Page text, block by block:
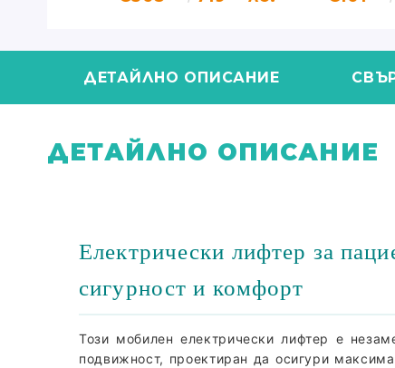
ДЕТАЙЛНО ОПИСАНИЕ
ДЕТАЙЛНО ОПИСАНИЕ
Електрически лифтер за
сигурност и комфорт
Този мобилен електрически лифтер е
подвижност, проектиран да осигури